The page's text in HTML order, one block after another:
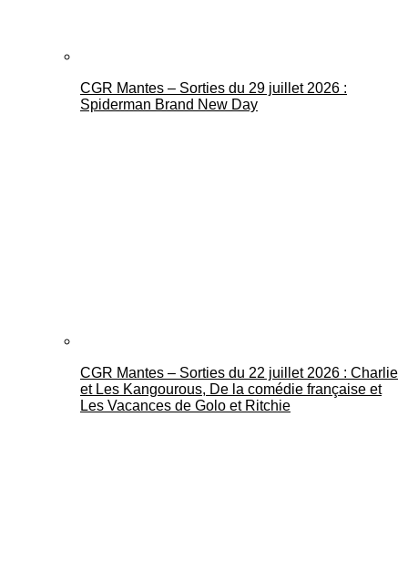
CGR Mantes – Sorties du 29 juillet 2026 :
Spiderman Brand New Day
CGR Mantes – Sorties du 22 juillet 2026 : Charlie
et Les Kangourous, De la comédie française et
Les Vacances de Golo et Ritchie